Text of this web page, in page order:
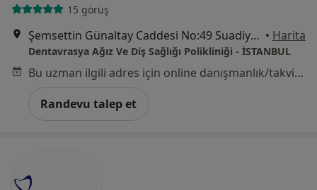
15 görüş
Şemsettin Günaltay Caddesi No:49 Suadiye, Kadıköy • Harita
Dentavrasya Ağız Ve Diş Sağlığı Polikliniği - İSTANBUL
Bu uzman ilgili adres için online danışmanlık/takvim sunmuyor.
Randevu talep et